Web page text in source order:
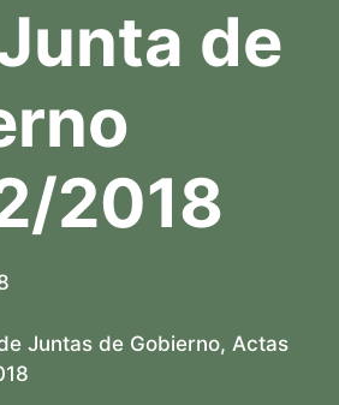
de
2018
Juntas de Gobierno, Actas